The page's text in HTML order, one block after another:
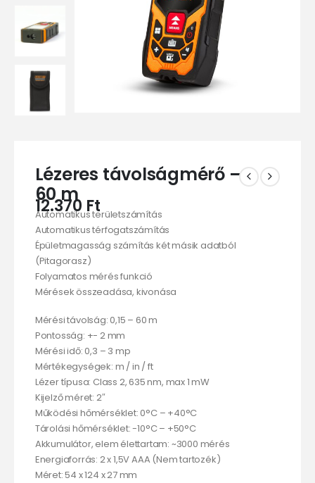
Lézeres távolságmérő –
60 m
12.370 Ft
Automatikus területszámítás
Automatikus térfogatszámítás
Épületmagasság számítás két másik adatból
(Pitagorasz)
Folyamatos mérés funkció
Mérések összeadása, kivonása
Mérési távolság: 0,15 – 60 m
Pontosság: +- 2 mm
Mérési idő: 0,3 – 3 mp
Mértékegységek: m / in / ft
Lézer típusa: Class 2, 635 nm, max 1 mW
Kijelző méret: 2″
Működési hőmérséklet: 0°C – +40°C
Tárolási hőmérséklet: -10°C – +50°C
Akkumulátor, elem élettartam: ~3000 mérés
Energiaforrás: 2 x 1,5V AAA (Nem tartozék)
Méret: 54 x 124 x 27 mm